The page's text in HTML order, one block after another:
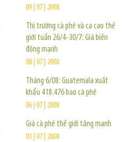
09 | 07 | 2008
Thị trường cà phê và ca cao thế
giới tuần 26/4-30/7: Giá biến
động mạnh
08 | 07 | 2008
Tháng 6/08: Guatemala xuất
khẩu 418.476 bao cà phê
06 | 07 | 2008
Giá cà phê thế giới tăng mạnh
03 | 07 | 2008